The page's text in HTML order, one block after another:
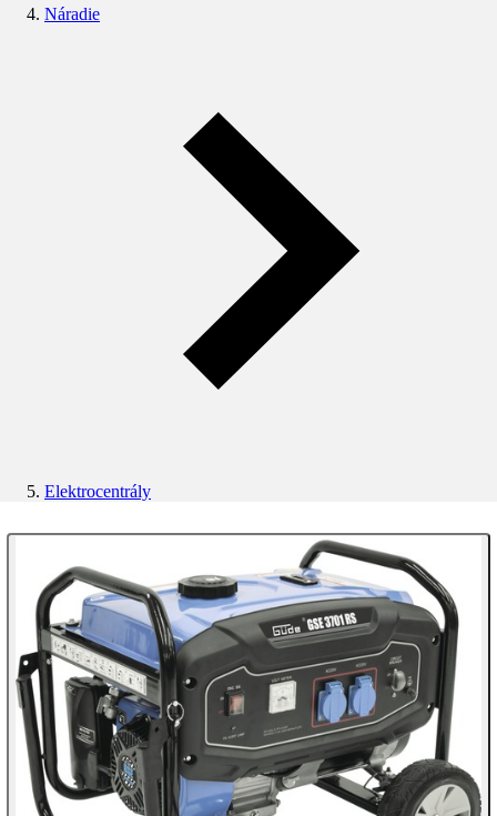
Náradie
Elektrocentrály